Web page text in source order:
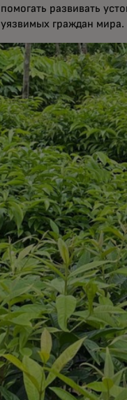
помогать развивать
уязвимых граждан мира.